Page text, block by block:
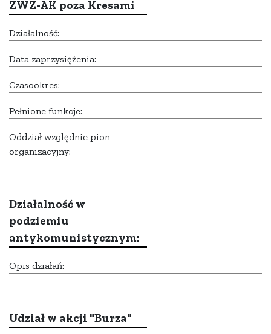
ZWZ-AK poza Kresami
Działalność:
Data zaprzysiężenia:
Czasookres:
Pełnione funkcje:
Oddział względnie pion
organizacyjny:
Działalność w
podziemiu
antykomunistycznym:
Opis działań:
Udział w akcji "Burza"